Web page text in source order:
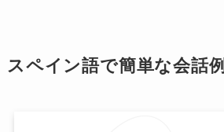
スペイン語で簡単な会話例